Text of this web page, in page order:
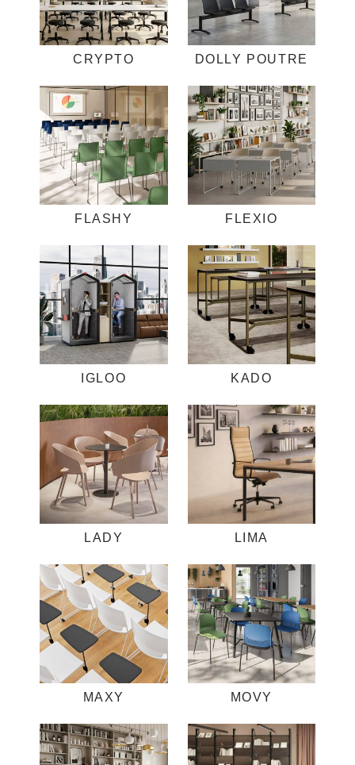
CRYPTO DOLLY POUTRE
FLASHY FLEXIO
IGLOO KADO
LADY LIMA
MAXY MOVY